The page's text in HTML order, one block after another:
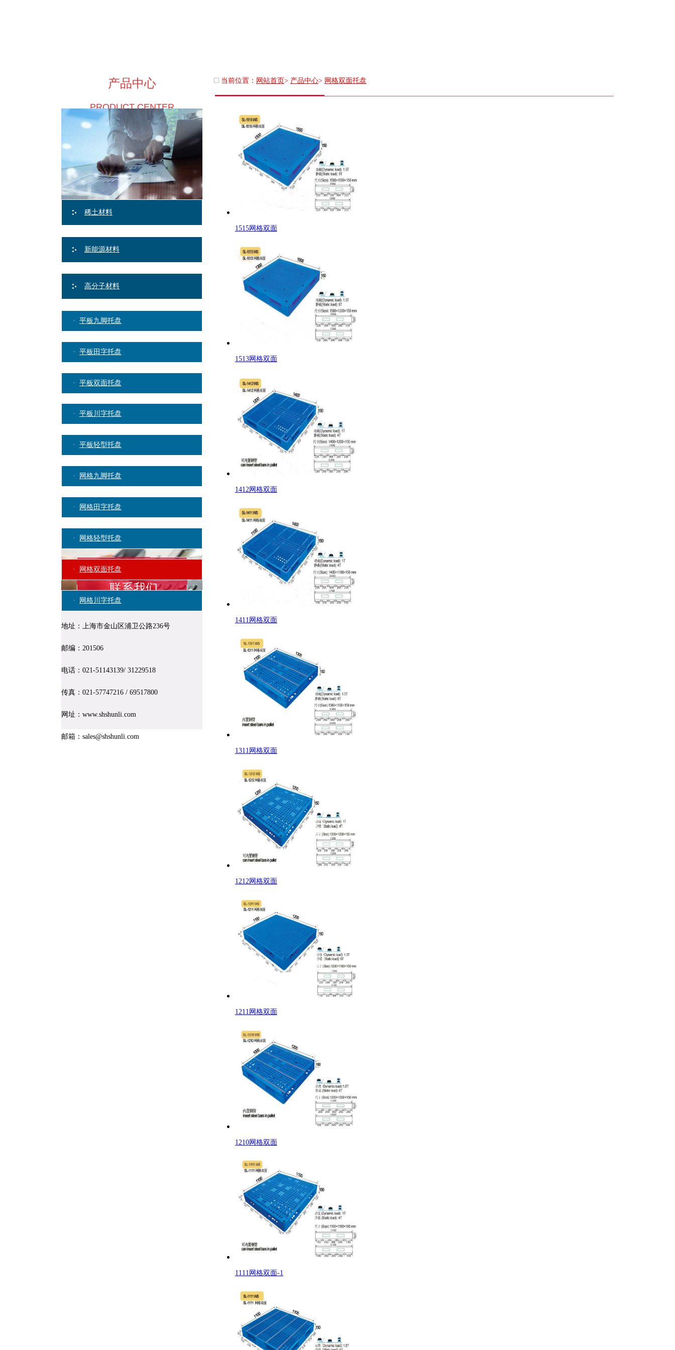
1515网格双面
1513网格双面
1412网格双面
1411网格双面
1311网格双面
1212网格双面
1211网格双面
1210网格双面
1111网格双面-1
当前位置： 网站首页> 产品中心> 网格双面托盘
产品中心
PRODUCT CENTER
联系我们
稀土材料
新能源材料
高分子材料
平板九脚托盘
平板田字托盘
平板双面托盘
平板川字托盘
平板轻型托盘
网格九脚托盘
网格田字托盘
网格轻型托盘
网格双面托盘
网格川字托盘
卡板箱
大型载重托盘
地址：上海市金山区浦卫公路236号
邮编：201506
电话：021-51143139/ 31229518
传真：021-57747216 / 69517800
网址：www.shshunli.com
邮箱：sales@shshunli.com
版权所有 Copyright 2015 上海舜力实业有限公司 制造基地地址：上海市金山区浦卫公路236号
销售热线：021-51143139
本站所有信息及图片版权所有上海舜力实业有限公司，未经许可不允许转载，复制。
关键字：新能源材料，稀土材料，高分子材料和产品